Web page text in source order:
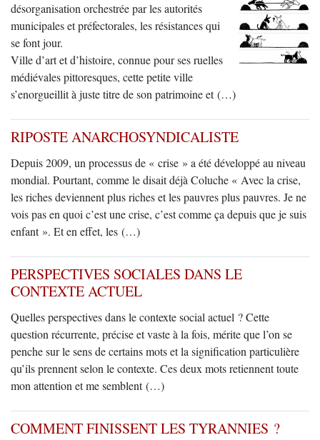
désorganisation orchestrée par les autorités
municipales et préfectorales, les résistances qui
se font jour.
Ville d’art et d’histoire, connue pour ses ruelles
médiévales pittoresques, cette petite ville
s’enorgueillit à juste titre de son patrimoine et (…)
RIPOSTE ANARCHOSYNDICALISTE
Depuis 2009, un processus de « crise » a été développé au niveau
mondial. Pourtant, comme le disait déjà Coluche « Avec la crise,
les riches deviennent plus riches et les pauvres plus pauvres. Je ne
vois pas en quoi c’est une crise, c’est comme ça depuis que je suis
enfant ». Et en effet, les (…)
PERSPECTIVES SOCIALES DANS LE
CONTEXTE ACTUEL
Quelles perspectives dans le contexte social actuel ? Cette
question récurrente, précise et vaste à la fois, mérite que l’on se
penche sur le sens de certains mots et la signification particulière
qu’ils prennent selon le contexte. Ces deux mots retiennent toute
mon attention et me semblent (…)
COMMENT FINISSENT LES TYRANNIES ?